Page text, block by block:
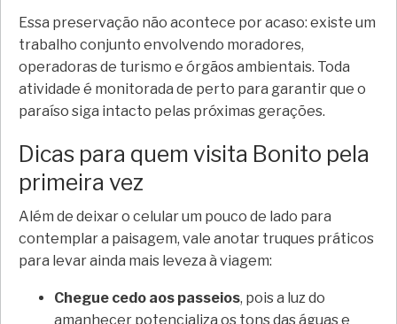
Essa preservação não acontece por acaso: existe um
trabalho conjunto envolvendo moradores,
operadoras de turismo e órgãos ambientais. Toda
atividade é monitorada de perto para garantir que o
paraíso siga intacto pelas próximas gerações.
Dicas para quem visita Bonito pela
primeira vez
Além de deixar o celular um pouco de lado para
contemplar a paisagem, vale anotar truques práticos
para levar ainda mais leveza à viagem:
Chegue cedo aos passeios, pois a luz do
amanhecer potencializa os tons das águas e